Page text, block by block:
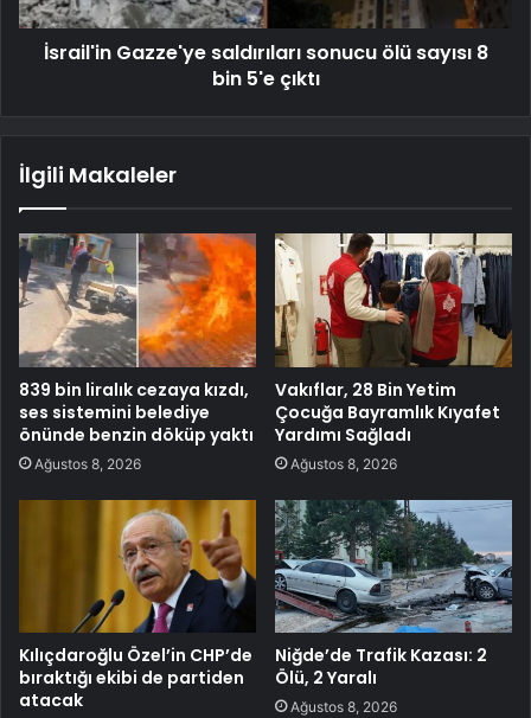
İsrail'in Gazze'ye saldırıları sonucu ölü sayısı 8
bin 5'e çıktı
İlgili Makaleler
839 bin liralık cezaya kızdı,
ses sistemini belediye
önünde benzin döküp yaktı
Ağustos 8, 2026
Vakıflar, 28 Bin Yetim
Çocuğa Bayramlık Kıyafet
Yardımı Sağladı
Ağustos 8, 2026
Kılıçdaroğlu Özel’in CHP’de
bıraktığı ekibi de partiden
atacak
Niğde’de Trafik Kazası: 2
Ölü, 2 Yaralı
Ağustos 8, 2026